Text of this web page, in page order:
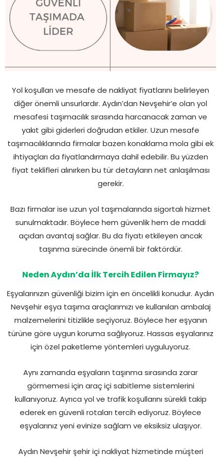
Yol koşulları ve mesafe de nakliyat fiyatlarını belirleyen
diğer önemli unsurlardır. Aydın’dan Nevşehir’e olan yol
mesafesi taşımacılık sırasında harcanacak zaman ve
yakıt gibi giderleri doğrudan etkiler. Uzun mesafe
taşımacılıklarında firmalar bazen konaklama mola gibi ek
ihtiyaçları da fiyatlandırmaya dahil edebilir. Bu yüzden
fiyat teklifleri alınırken bu tür detayların net anlaşılması
gerekir.
Bazı firmalar ise uzun yol taşımalarında sigortalı hizmet
sunulmaktadır. Böylece hem güvenlik hem de maddi
açıdan avantaj sağlar. Bu da fiyatı etkileyen ancak
taşınma sürecinde önemli bir faktördür.
Neden Aydın’da İlk Tercih Edilen Firmayız?
Eşyalarınızın güvenliği bizim için en öncelikli konudur. Aydın
Nevşehir eşya taşıma araçlarımızı ve kullanılan ambalaj
malzemelerini titizlikle seçiyoruz. Böylece her eşyanın
türüne göre uygun koruma sağlıyoruz. Hassas eşyalarınız
için özel paketleme yöntemleri uyguluyoruz.
Aynı zamanda eşyaların taşınma sırasında zarar
görmemesi için araç içi sabitleme sistemlerini
kullanıyoruz. Ayrıca yol ve trafik koşullarını sürekli takip
ederek en güvenli rotaları tercih ediyoruz. Böylece
eşyalarınız yeni evinize sağlam ve eksiksiz ulaşıyor.
Aydın Nevşehir şehir içi nakliyat hizmetinde müşteri